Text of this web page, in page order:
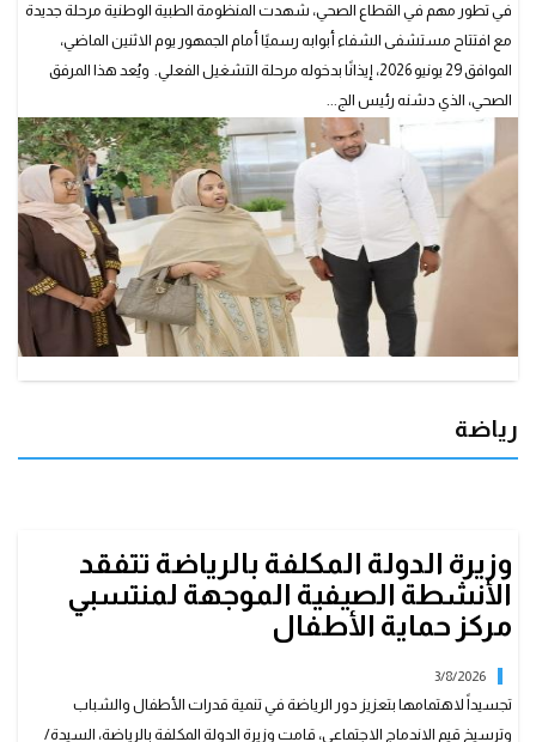
في تطور مهم في القطاع الصحي، شهدت المنظومة الطبية الوطنية مرحلة جديدة
مع افتتاح مستشفى الشفاء أبوابه رسميًا أمام الجمهور يوم الاثنين الماضي،
الموافق 29 يونيو 2026، إيذانًا بدخوله مرحلة التشغيل الفعلي. ويُعد هذا المرفق
الصحي، الذي دشنه رئيس الج...
رياضة
وزيرة الدولة المكلفة بالرياضة تتفقد
الأنشطة الصيفية الموجهة لمنتسبي
مركز حماية الأطفال
3/8/2026
تجسيداً لاهتمامها بتعزيز دور الرياضة في تنمية قدرات الأطفال والشباب
وترسيخ قيم الاندماج الاجتماعي، قامت وزيرة الدولة المكلفة بالرياضة، السيدة/